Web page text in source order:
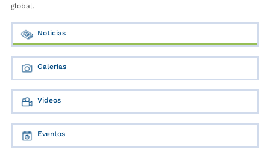
global.
Noticias
Galerías
Videos
Eventos